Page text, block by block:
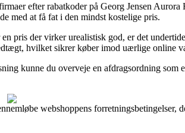
efter rabatkoder på Georg Jensen
med at få fat i den mindst kostelige pris.
pris der virker urealistisk god, er det
hvilket sikrer køber imod uærlige online
kunne du overveje en afdragsordning som
webshoppens forretningsbetingelser,